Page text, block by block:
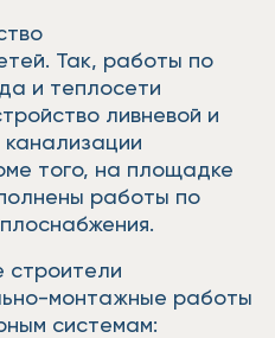
Так, работы по
и теплосети
ливневой и
того, на площадке
работы по
строители
монтажные работы
системам: